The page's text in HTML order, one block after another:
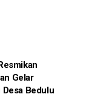
Gelar
Bedulu